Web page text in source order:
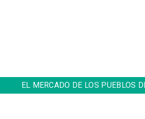
EL MERCADO DE LOS PUEBLOS